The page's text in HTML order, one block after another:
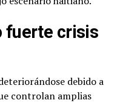
fuerte crisis
debido a
controlan amplias